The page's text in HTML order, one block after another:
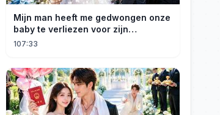
Mijn man heeft me gedwongen onze
baby te verliezen voor zijn
maîtresse! Ik heb mijn ring in zee
107:33